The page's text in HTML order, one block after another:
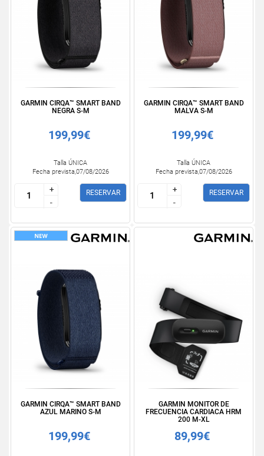
GARMIN CIRQA™ SMART BAND
NEGRA S-M
199,99€
Talla ÚNICA
Fecha prevista,07/08/2026
+
-
+
-
RESERVAR
GARMIN CIRQA™ SMART BAND
MALVA S-M
199,99€
Talla ÚNICA
Fecha prevista,07/08/2026
+
-
+
-
RESERVAR
GARMIN CIRQA™ SMART BAND
AZUL MARINO S-M
199,99€
GARMIN MONITOR DE
FRECUENCIA CARDIACA HRM
200 M-XL
89,99€